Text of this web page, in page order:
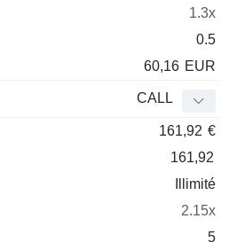
1.3x
0.5
60,16 EUR
CALL
161,92 €
161,92
Illimité
2.15x
5